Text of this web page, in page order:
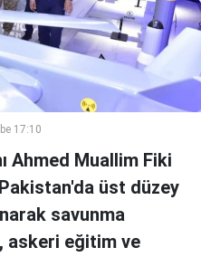
17:10
Ahmed Muallim Fiki
üst düzey
savunma
askeri eğitim ve